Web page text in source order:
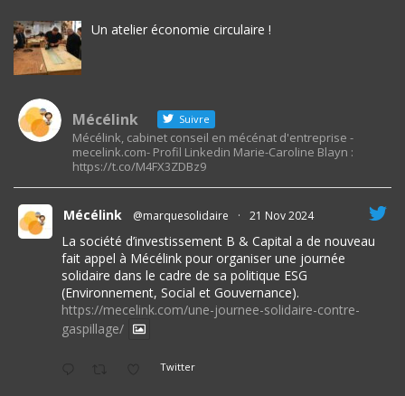
Un atelier économie circulaire !
Mécélink Suivre
Mécélink, cabinet conseil en mécénat d'entreprise -
mecelink.com- Profil Linkedin Marie-Caroline Blayn :
https://t.co/M4FX3ZDBz9
Mécélink @marquesolidaire · 21 Nov 2024
La société d’investissement B & Capital a de nouveau
fait appel à Mécélink pour organiser une journée
solidaire dans le cadre de sa politique ESG
(Environnement, Social et Gouvernance).
https://mecelink.com/une-journee-solidaire-contre-
gaspillage/
Twitter